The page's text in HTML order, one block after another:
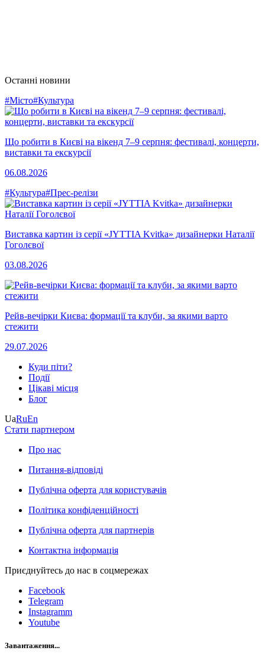
Останні новини
#Місто#Культура
Що робити в Києві на вікенд 7–9 серпня: фестивалі, концерти,
виставки та екскурсії
06.08.2026
#Культура#Прес-релізи
Виставка картин із серії «JYTTIA Kvitka» дизайнерки Наталії
Гоголєвої
03.08.2026
Рейв-вечірки Києва: формації та клуби, за якими варто
стежити
29.07.2026
Куди піти?
Події
Цікаві місця
Блог
UaRuEn
Стати партнером
Про нас
Питання-відповіді
Публічна оферта для користувачів
Політика конфіденційності
Публічна оферта для партнерів
Контактна інформація
Приєднуйтесь до нас в соцмережах
Facebook
Telegram
Instagramm
Youtube
Завантаження...